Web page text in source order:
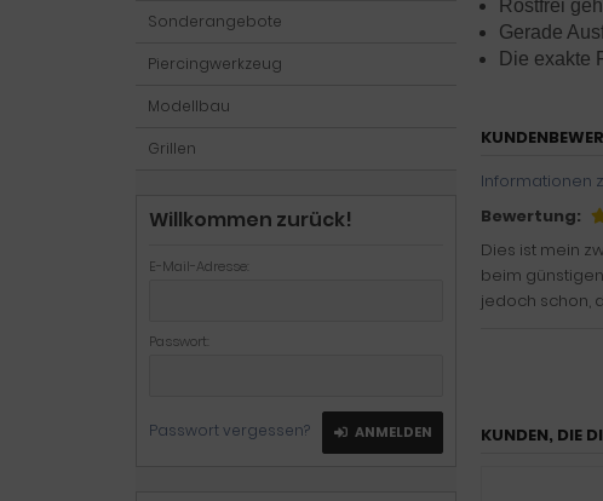
Rostfrei
Gerade
Die exakte
Informationen
Bewertung:
Dies ist mein
beim
jedoch schon,
KUNDEN, DIE
Sonderangebote
Piercingwerkzeug
Modellbau
Grillen
Willkommen zurück!
E-Mail-Adresse:
Passwort:
Passwort vergessen? ANMELDEN